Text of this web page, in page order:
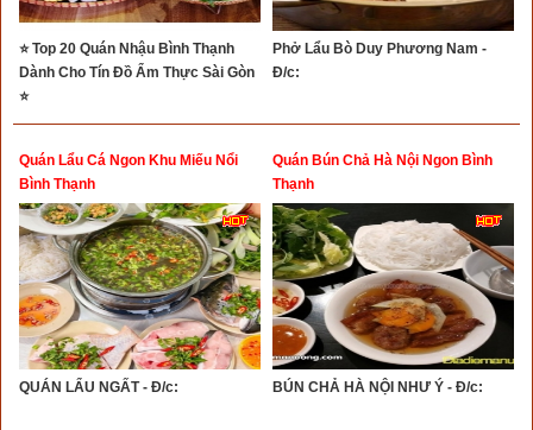
⭐ Top 20 Quán Nhậu Bình Thạnh
Dành Cho Tín Đồ Ẩm Thực Sài Gòn
⭐
Phở Lẩu Bò Duy Phương Nam -
Đ/c:
Quán Lẩu Cá Ngon Khu Miếu Nổi
Bình Thạnh
QUÁN LẨU NGẤT - Đ/c:
Quán Bún Chả Hà Nội Ngon Bình
Thạnh
BÚN CHẢ HÀ NỘI NHƯ Ý - Đ/c: